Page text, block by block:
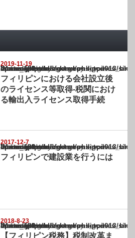
2019-11-19
Warning
: Undefined array key "show_category" in
/home/netst/kuno-cpa.co.jp/public_html/philippines_blog/wp-content/themes/
on line183
フィリピンにおける会社設立後
のライセンス等取得-税関におけ
る輸出入ライセンス取得手続
2017-12-7
Warning
: Undefined array key "show_category" in
/home/netst/kuno-cpa.co.jp/public_html/philippines_blog/wp-content/themes/
on line183
フィリピンで建設業を行うには
2018-8-23
Warning
: Undefined array key "show_category" in
/home/netst/kuno-cpa.co.jp/public_html/philippines_blog/wp-content/themes/
on line183
【フィリピン税務】税制改革ま